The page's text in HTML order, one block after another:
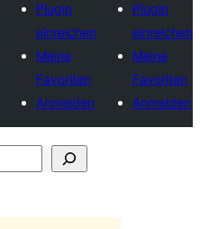
Plugin
einreichen
Meine
Favoriten
Anmelden
Plugin
einreichen
Meine
Favoriten
Anmelden